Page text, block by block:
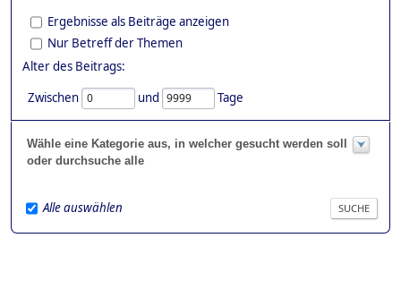
Ergebnisse als Beiträge anzeigen
Nur Betreff der Themen
Alter des Beitrags:
Zwischen
und Tage
Wähle eine Kategorie aus, in welcher gesucht werden soll
oder durchsuche alle
Alle auswählen